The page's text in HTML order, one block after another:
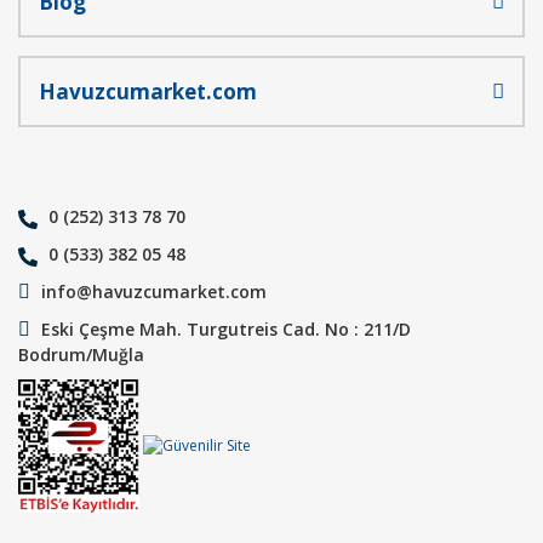
Havuzcumarket.com
0 (252) 313 78 70
0 (533) 382 05 48
info@havuzcumarket.com
Eski Çeşme Mah. Turgutreis Cad. No : 211/D
Bodrum/Muğla